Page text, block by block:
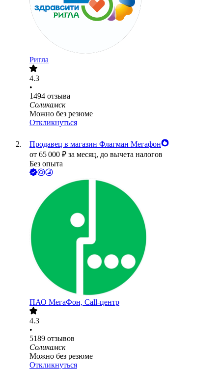
Ригла
4.3
•
1494 отзыва
Соликамск
Можно без резюме
Откликнуться
Продавец в магазин Флагман Мегафон
от 65 000 ₽ за месяц, до вычета налогов
Без опыта
ПАО МегаФон, Call-центр
4.3
•
5189 отзывов
Соликамск
Можно без резюме
Откликнуться